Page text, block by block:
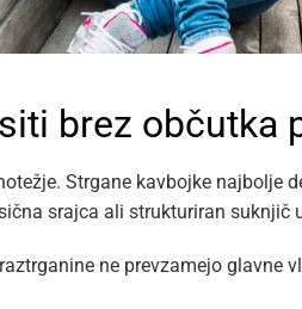
brez občutka
Strgane kavbojke
srajca ali strukturiran
ne prevzamejo glavne